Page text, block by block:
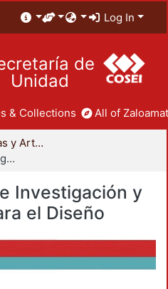
Log In
de
Unidad
& Collections All of
División de Ciencias y Artes para el Diseño
Departamento de Investigación y Conocimiento para el Diseño
Investigación y
el Diseño